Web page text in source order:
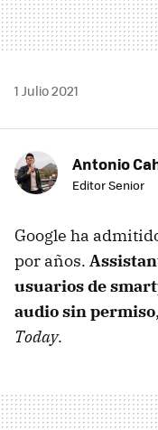
1 Julio 2021
Antonio
Editor Senior
Google ha
por años.
usuarios de
audio sin permiso,
Today.